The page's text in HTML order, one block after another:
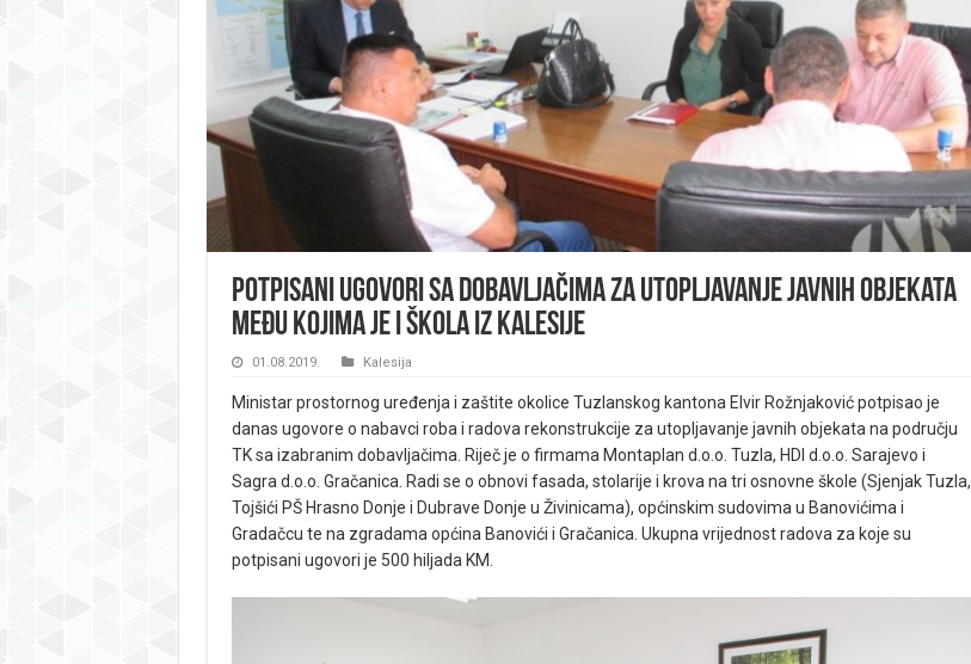
Potpisani ugovori sa dobavljačima za utopljavanje javnih objekata
među kojima je i škola iz Kalesije
01.08.2019. Kalesija
Ministar prostornog uređenja i zaštite okolice Tuzlanskog kantona Elvir Rožnjaković potpisao je
danas ugovore o nabavci roba i radova rekonstrukcije za utopljavanje javnih objekata na području
TK sa izabranim dobavljačima. Riječ je o firmama Montaplan d.o.o. Tuzla, HDI d.o.o. Sarajevo i
Sagra d.o.o. Gračanica. Radi se o obnovi fasada, stolarije i krova na tri osnovne škole (Sjenjak Tuzla,
Tojšići PŠ Hrasno Donje i Dubrave Donje u Živinicama), općinskim sudovima u Banovićima i
Gradačcu te na zgradama općina Banovići i Gračanica. Ukupna vrijednost radova za koje su
potpisani ugovori je 500 hiljada KM.